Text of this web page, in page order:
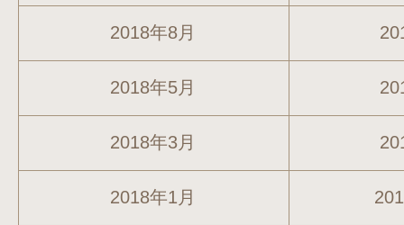
2018年8月
2018年5月
2018年3月
2018年1月